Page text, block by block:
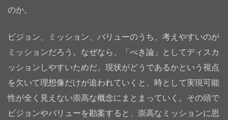
のか。
ビジョン、ミッション、バリューのうち、考えやすいのが
ミッションだろう。なぜなら、「べき論」としてディスカ
ッションしやすいためだ。現状がどうであるかという視点
を欠いて理想像だけが追われていくと、時として実現可能
性が全く見えない崇高な概念にまとまっていく。その頭で
ビジョンやバリューを勘案すると、崇高なミッションに思